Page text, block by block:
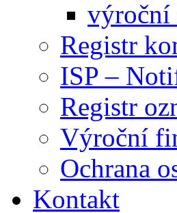
výroční
Registr
ISP –
Registr
Výroční
Ochrana
Kontakt